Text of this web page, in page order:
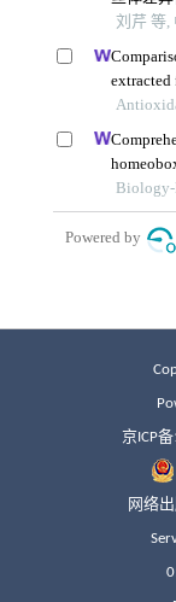
京ICP
网络